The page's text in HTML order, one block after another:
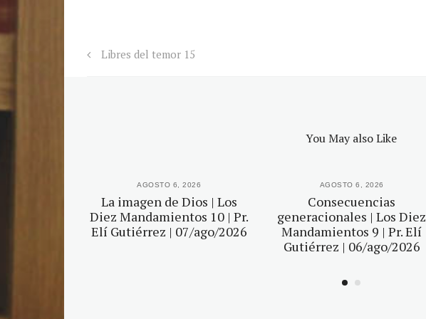
Libres del temor 15
You May also Like
AGOSTO 6, 2026
La imagen de Dios | Los
Diez Mandamientos 10 | Pr.
Elí Gutiérrez | 07/ago/2026
AGOSTO 6, 2026
Consecuencias
generacionales | Los Diez
Mandamientos 9 | Pr. Elí
Gutiérrez | 06/ago/2026